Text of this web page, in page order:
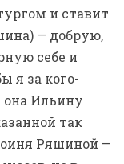
и ставит
— добрую,
себе и
я за кого-
Ильину
так
Ряшиной —